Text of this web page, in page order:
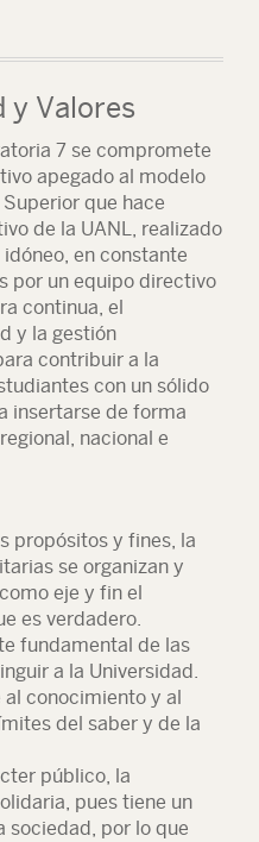
y Valores
7 se compromete
apegado al modelo
que hace
de la UANL, realizado
en constante
por un equipo directivo
continua, el
y la gestión
contribuir a la
con un sólido
insertarse de forma
nacional e
propósitos y fines, la
se organizan y
eje y fin el
es verdadero.
fundamental de las
a la Universidad.
conocimiento y al
del saber y de la
público, la
pues tiene un
sociedad, por lo que